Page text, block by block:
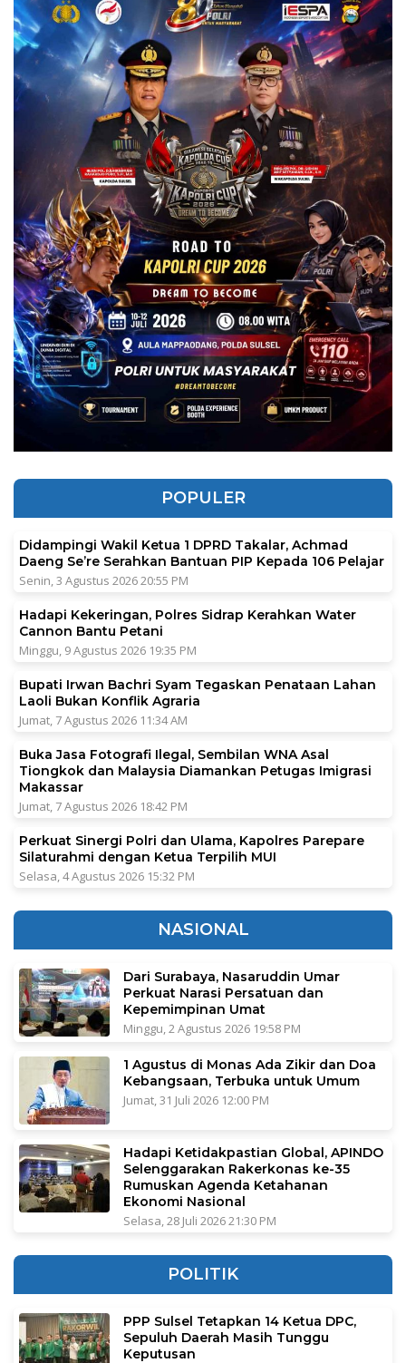
POPULER
Didampingi Wakil Ketua 1 DPRD Takalar, Achmad
Daeng Se’re Serahkan Bantuan PIP Kepada 106 Pelajar
Senin, 3 Agustus 2026 20:55 PM
Hadapi Kekeringan, Polres Sidrap Kerahkan Water
Cannon Bantu Petani
Minggu, 9 Agustus 2026 19:35 PM
Bupati Irwan Bachri Syam Tegaskan Penataan Lahan
Laoli Bukan Konflik Agraria
Jumat, 7 Agustus 2026 11:34 AM
Buka Jasa Fotografi Ilegal, Sembilan WNA Asal
Tiongkok dan Malaysia Diamankan Petugas Imigrasi
Makassar
Jumat, 7 Agustus 2026 18:42 PM
Perkuat Sinergi Polri dan Ulama, Kapolres Parepare
Silaturahmi dengan Ketua Terpilih MUI
Selasa, 4 Agustus 2026 15:32 PM
NASIONAL
Dari Surabaya, Nasaruddin Umar
Perkuat Narasi Persatuan dan
Kepemimpinan Umat
Minggu, 2 Agustus 2026 19:58 PM
1 Agustus di Monas Ada Zikir dan Doa
Kebangsaan, Terbuka untuk Umum
Jumat, 31 Juli 2026 12:00 PM
Hadapi Ketidakpastian Global, APINDO
Selenggarakan Rakerkonas ke-35
Rumuskan Agenda Ketahanan
Ekonomi Nasional
Selasa, 28 Juli 2026 21:30 PM
POLITIK
PPP Sulsel Tetapkan 14 Ketua DPC,
Sepuluh Daerah Masih Tunggu
Keputusan